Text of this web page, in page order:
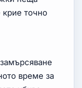
крие точно
време за